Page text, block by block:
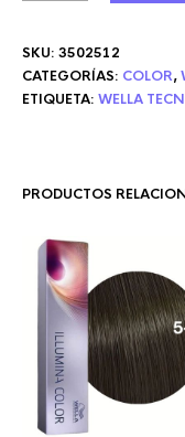
SKU: 3502512
CATEGORÍAS: COLOR,
ETIQUETA: WELLA
PRODUCTOS